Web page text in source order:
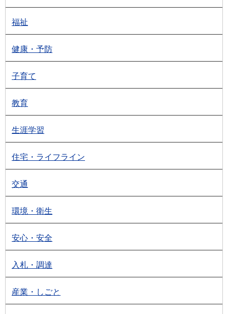
福祉
健康・予防
子育て
教育
生涯学習
住宅・ライフライン
交通
環境・衛生
安心・安全
入札・調達
産業・しごと